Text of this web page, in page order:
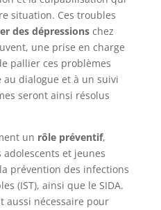
situation. Ces troubles
des dépressionschez
une prise en charge
pallier ces problèmes
dialogue et à un suivi
seront ainsi résolus
un rôle préventif,
et jeunes
prévention des infections
(IST), ainsi que le SIDA.
aussi nécessaire pour